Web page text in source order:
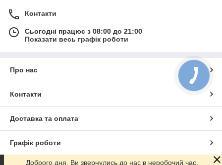
Контакти
Сьогодні працює з 08:00 до 21:00
Показати весь графік роботи
Про нас
Контакти
Доставка та оплата
Графік роботи
Доброго дня. Ви звернулись до нас в неробочий час.